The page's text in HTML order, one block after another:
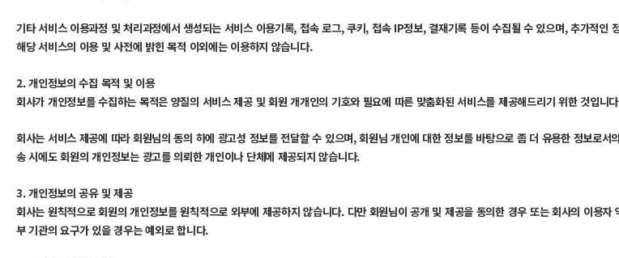
기타 서비스 이용과정 및 처리과정에서 생성되는 서비스 이용기록, 접속 로그, 쿠키, 접속 IP정보, 결재기록 등이 수집될 수 있으며, 추가적
해당 서비스의 이용 및 사전에 밝힌 목적 이외에는 이용하지 않습니다.
2. 개인정보의 수집 목적 및 이용
회사가 개인정보를 수집하는 목적은 양질의 서비스 제공 및 회원 개개인의 기호와 필요에 따른 맞춤화된 서비스를 제공해드리기 위한 것입니
회사는 서비스 제공에 따라 회원님의 동의 하에 광고성 정보를 전달할 수 있으며, 회원님 개인에 대한 정보를 바탕으로 좀 더 유용한 정보로
송 시에도 회원의 개인정보는 광고를 의뢰한 개인이나 단체에 제공되지 않습니다.
3. 개인정보의 공유 및 제공
회사는 원칙적으로 회원의 개인정보를 원칙적으로 외부에 제공하지 않습니다. 다만 회원님이 공개 및 제공을 동의한 경우 또는 회사의 이용
부 기관의 요구가 있을 경우는 예외로 합니다.